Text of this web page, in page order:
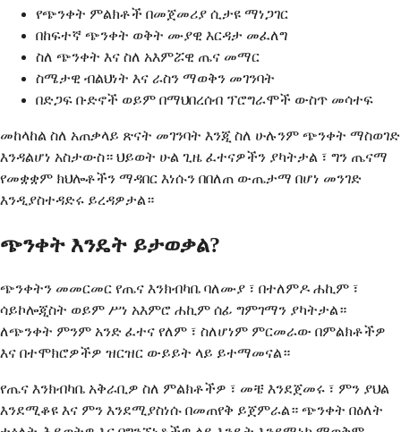
የጭንቀት ምልክቶች በመጀመሪያ ሲታዩ ማነጋገር
በከፍተኛ ጭንቀት ወቅት ሙያዊ እርዳታ መፈለግ
ስለ ጭንቀት እና ስለ አእምሯዊ ጤና መማር
ስሜታዊ ብልህነት እና ራስን ማወቅን መገንባት
በድጋፍ ቡድኖች ወይም በማህበረሰብ ፕሮግራሞች ውስጥ መሳተፍ
መከላከል ስለ አጠቃላይ ጽናት መገንባት እንጂ ስለ ሁሉንም ጭንቀት ማስወገድ
እንዳልሆነ አስታውስ። ህይወት ሁል ጊዜ ፈተናዎችን ያካትታል ፣ ግን ጤናማ
የመቋቋም ክህሎቶችን ማዳበር እነሱን በበለጠ ውጤታማ በሆነ መንገድ
እንዲያስተዳድሩ ይረዳዎታል።
ጭንቀት እንዴት ይታወቃል?
ጭንቀትን መመርመር የጤና እንክብካቤ ባለሙያ ፣ በተለምዶ ሐኪም ፣
ሳይኮሎጂስት ወይም ሥነ አእምሮ ሐኪም ሰፊ ግምገማን ያካትታል።
ለጭንቀት ምንም አንድ ፈተና የለም ፣ ስለሆነም ምርመራው በምልክቶችዎ
እና በተሞክሮዎችዎ ዝርዝር ውይይት ላይ ይተማመናል።
የጤና እንክብካቤ አቅራቢዎ ስለ ምልክቶችዎ ፣ መቼ እንደጀመሩ ፣ ምን ያህል
እንደሚቆዩ እና ምን እንደሚያስነሱ በመጠየቅ ይጀምራል። ጭንቀት በዕለት